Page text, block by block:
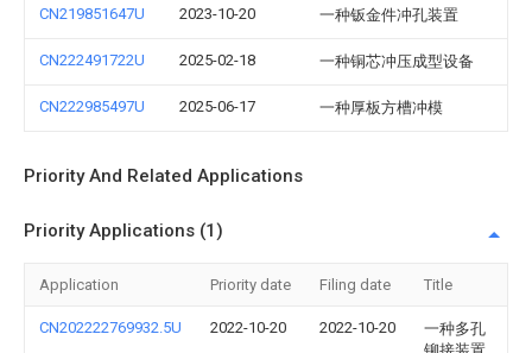
CN219851647U 2023-10-20 一种钣金件冲孔装置
CN222491722U 2025-02-18 一种铜芯冲压成型设备
CN222985497U 2025-06-17 一种厚板方槽冲模
Priority And Related Applications
Priority Applications (1)
Application Priority date Filing date Title
CN202222769932.5U 2022-10-20 2022-10-20
一种多孔